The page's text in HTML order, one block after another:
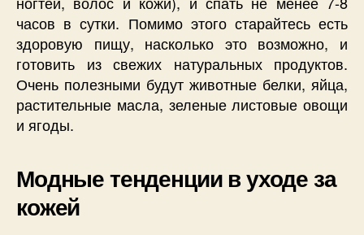
часов в сутки. Помимо этого старайтесь есть
здоровую пищу, насколько это возможно, и
готовить из свежих натуральных продуктов.
Очень полезными будут животные белки, яйца,
растительные масла, зеленые листовые овощи
и ягоды.
Модные тенденции в уходе за
кожей